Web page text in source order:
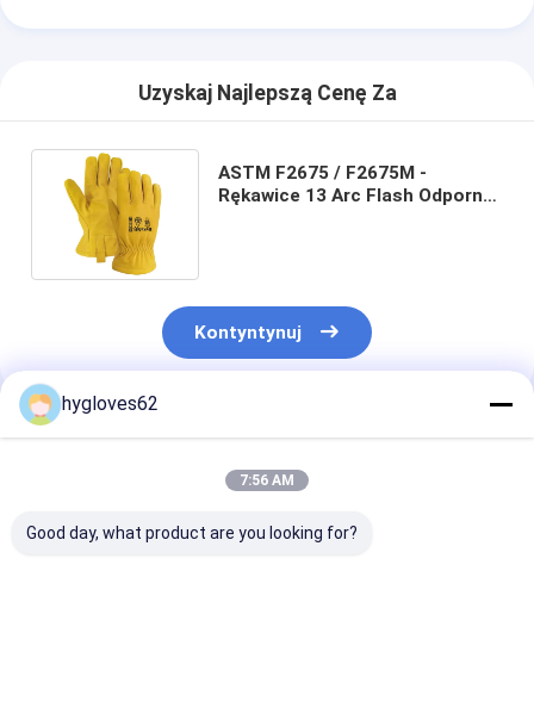
Uzyskaj Najlepszą Cenę Za
ASTM F2675 / F2675M -
Rękawice 13 Arc Flash Odporne
Kontyntynuj
Polecane Produkty
hygloves62
7:56 AM
Good day, what product are you looking for?